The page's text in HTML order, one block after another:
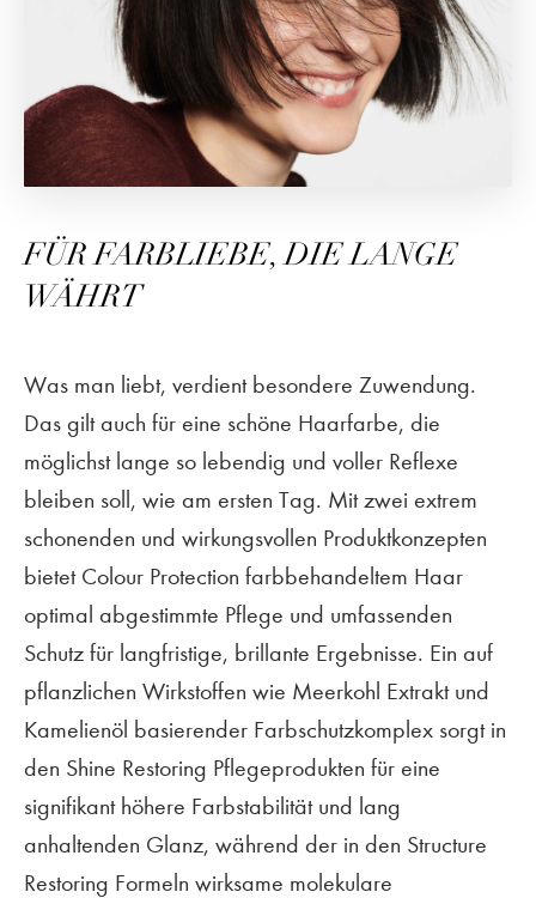
FÜR FARBLIEBE, DIE LANGE
WÄHRT
Was man liebt, verdient besondere Zuwendung.
Das gilt auch für eine schöne Haarfarbe, die
möglichst lange so lebendig und voller Reflexe
bleiben soll, wie am ersten Tag. Mit zwei extrem
schonenden und wirkungsvollen Produktkonzepten
bietet Colour Protection farbbehandeltem Haar
optimal abgestimmte Pflege und umfassenden
Schutz für langfristige, brillante Ergebnisse. Ein auf
pflanzlichen Wirkstoffen wie Meerkohl Extrakt und
Kamelienöl basierender Farbschutzkomplex sorgt in
den Shine Restoring Pflegeprodukten für eine
signifikant höhere Farbstabilität und lang
anhaltenden Glanz, während der in den Structure
Restoring Formeln wirksame molekulare